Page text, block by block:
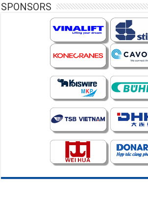
SPONSORS